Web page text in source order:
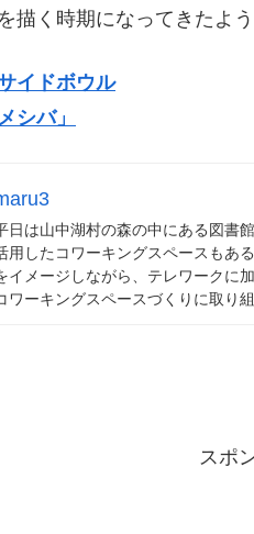
描く時期になってきたよ
イドボウル
シバ」
日は山中湖村の森の中にある図書
用したコワーキングスペースもあ
イメージしながら、テレワークに
ワーキングスペースづくりに取り組
スポ